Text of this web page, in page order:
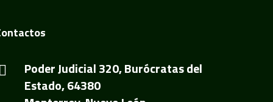
Poder Judicial 320, Burócratas del
Estado, 64380